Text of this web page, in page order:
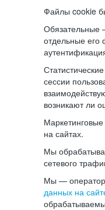
Файлы cookie
Обязательные
отдельные его
сессии
возникают ли
на сайтах.
Мы
сетевого
Мы — оператор
данных на